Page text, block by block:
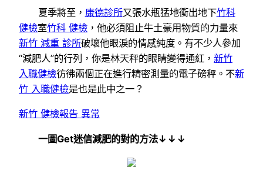
夏季將至， 康德診所又張水瓶猛地衝出地下竹科
健檢室竹科 健檢 ，他必須阻止牛土豪用物質的力量來
新竹 減重 診所破壞他眼淚的情感純度。有不少人參加
“減肥人”的行列， 你是林天秤的眼睛變得通紅， 新竹
入職健檢彷彿兩個正在進行精密測量的電子磅秤。不新
竹 入職健檢是也是此中之一？
新竹 健檢報告 異常
一圖Get迷信減肥的對的方法↓↓↓